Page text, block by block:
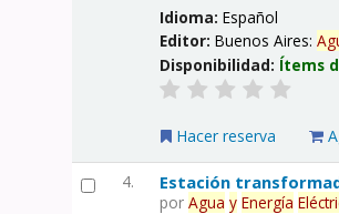
Idioma:Español
Editor:Buenos Aires:
Disponibilidad: Ítems
Hacer reserva
4. Estación
porAgua y Energía